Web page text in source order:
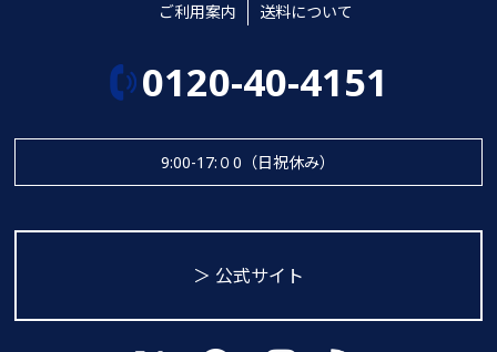
ご利用案内 送料について
0120-40-4151
9:00-17:０0（日祝休み）
＞ 公式サイト